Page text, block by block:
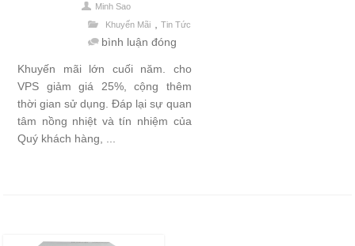
Minh Sao
Khuyến Mãi ,Tin Tức
bình luận đóng
Khuyến mãi lớn cuối năm. cho
VPS giảm giá 25%, cộng thêm
thời gian sử dụng. Đáp lại sự quan
tâm nồng nhiệt và tín nhiệm của
Quý khách hàng, ...